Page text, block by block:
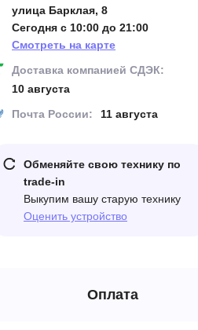
улица Барклая, 8
Сегодня с 10:00 до 21:00
Смотреть на карте
Доставка компанией СДЭК:
10 августа
Почта России:
11 августа
Обменяйте свою технику по
trade-in
Выкупим вашу старую технику
Оценить устройство
Оплата